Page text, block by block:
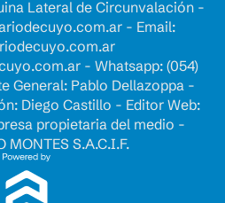
Lateral de Circunvalación -
- Email:
- Whatsapp: (054)
General: Pablo Dellazoppa -
Diego Castillo - Editor Web:
propietaria del medio -
MONTES S.A.C.I.F.